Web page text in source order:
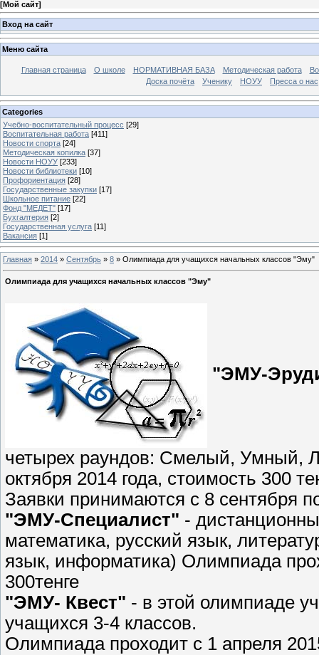
[Мой сайт]
Вход на сайт
Меню сайта
Главная страница О школе НОРМАТИВНАЯ БАЗА Методическая работа
Доска почёта
Ученику НОУУ Пресса о нас
Categories
Учебно-воспитательный процесс [29]
Воспитательная работа [411]
Новости спорта [24]
Методическая копилка [37]
Новости НОУУ [233]
Новости библиотеки [10]
Профориентация [28]
Государственные закупки [17]
Школьное питание [22]
Фонд "МЕДЕТ" [17]
Бухгалтерия [2]
Государственная услуга [11]
Вакансия [1]
Главная » 2014 » Сентябрь » 8 » Олимпиада для учащихся начальных классов "Эму"
Олимпиада для учащихся начальных классов "Эму"
"ЭМУ-
четырех раундов: Смелый, Умный,
октября 2014 года, стоимость 300
Заявки принимаются с 8 сентября
"ЭМУ-Специалист" -
математика, русский язык,
язык, информатика) Олимпиада
300тенге
"ЭМУ- Квест" - в этой олимпиаде
учащихся 3-4 классов.
Олимпиада проходит с 1 апреля